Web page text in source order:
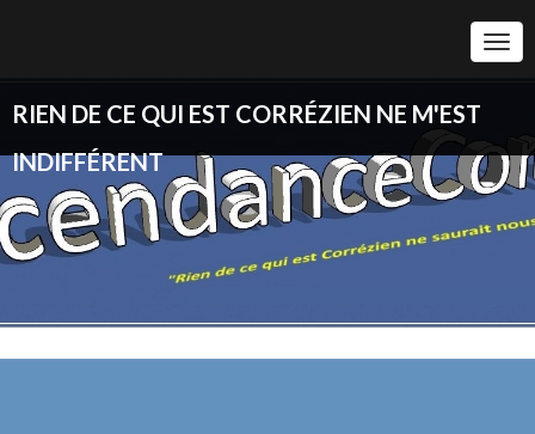
RIEN DE CE QUI EST CORRÉZIEN NE M'EST
INDIFFÉRENT